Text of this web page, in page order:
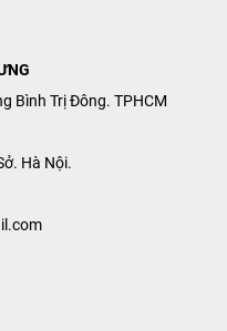
Bình Trị Đông. TPHCM
Hà Nội.